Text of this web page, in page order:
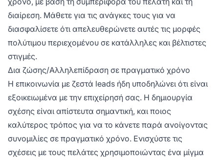
διαίρεση. Μάθετε για τις ανάγκες τους για να
διασφαλίσετε ότι απελευθερώνετε αυτές τις μορφές
πολύτιμου περιεχομένου σε κατάλληλες και βέλτιστες
στιγμές.
Δια ζώσης/Αλληλεπίδραση σε πραγματικό χρόνο
Η επικοινωνία με ζεστά leads ήδη υποδηλώνει ότι είναι
εξοικειωμένα με την επιχείρησή σας. Η δημιουργία
σχέσης είναι απίστευτα σημαντική, και ποιος
καλύτερος τρόπος για να το κάνετε παρά ανοίγοντας
συνομιλίες σε πραγματικό χρόνο. Ενισχύστε τις
σχέσεις με τους πελάτες χρησιμοποιώντας ένα μίγμα